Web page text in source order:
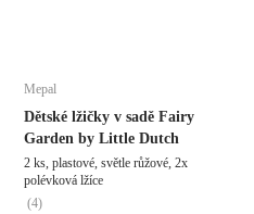
Mepal
Dětské lžičky v sadě Fairy
Garden by Little Dutch
2 ks, plastové, světle růžové, 2x
polévková lžíce
(4)